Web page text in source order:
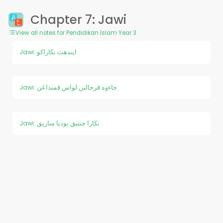
Chapter 7: Jawi
View all notes for Pendidikan Islam Year 3
Jawi: ايندهث نڬاراكو
Jawi: جاءوه ڤرجالنن لواس ڤمنداڠن
Jawi: نڬارا چنتيق بوديا مناريق